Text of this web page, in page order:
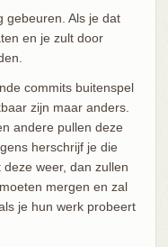
gebeuren. Als je dat
en je zult door
commits buitenspel
zijn maar anders.
andere pullen deze
herschrijf je die
deze weer, dan zullen
mergen en zal
je hun werk probeert